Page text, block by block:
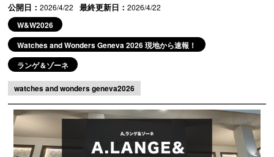
ロレックス オメガ
オーデマピゲ パテックフィリップ
公開日：2026/4/22 最終更新日：2026/4/22
W&W2026
Watches and Wonders Geneva 2026 現地から速報！
ランゲ＆ゾーネ
watches and wonders geneva2026